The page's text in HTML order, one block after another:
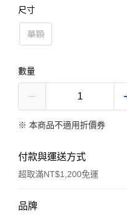
尺寸
單顆
數量
※ 本商品不適用折價券
付款與運送方式
超取滿NT$1,200免運
付款方式
品牌